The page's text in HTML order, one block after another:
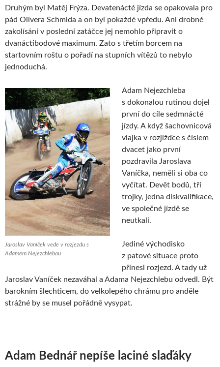
Druhým byl Matěj Frýza. Devatenácté jízda se opakovala pro
pád Olivera Schmida a on byl pokaždé vpředu. Ani drobné
zakolísání v poslední zatáčce jej nemohlo připravit o
dvanáctibodové maximum. Zato s třetím borcem na
startovním roštu o pořadí na stupních vítězů to nebylo
jednoduchá.
Jaroslav Vaníček vede v rozjezdu s
Adamem Nejezchlebou
Adam Nejezchleba
s dokonalou rutinou dojel
první do cíle sedmnácté
jízdy. A když šachovnicová
vlajka v rozjížďce s číslem
dvacet jako první
pozdravila Jaroslava
Vaníčka, neměli si oba co
vyčítat. Devět bodů, tři
trojky, jedna diskvalifikace,
ve společné jízdě se
neutkali.
Jediné východisko
z patové situace proto
přinesl rozjezd. A tady už
Jaroslav Vaníček nezaváhal a Adama Nejezchlebu odvedl. Být
barokním šlechticem, do velkolepého chrámu pro anděle
strážné by se musel pořádně vysypat.
Adam Bednář nepíše laciné slaďáky